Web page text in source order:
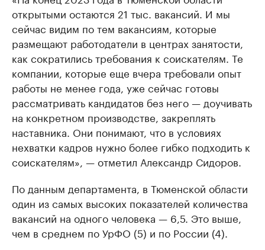
открытыми остаются 21 тыс. вакансий. И мы
сейчас видим по тем вакансиям, которые
размещают работодатели в центрах занятости,
как сократились требования к соискателям. Те
компании, которые еще вчера требовали опыт
работы не менее года, уже сейчас готовы
рассматривать кандидатов без него — доучивать
на конкретном производстве, закреплять
наставника. Они понимают, что в условиях
нехватки кадров нужно более гибко подходить к
соискателям», — отметил Александр Сидоров.
По данным департамента, в Тюменской области
один из самых высоких показателей количества
вакансий на одного человека — 6,5. Это выше,
чем в среднем по УрФО (5) и по России (4).